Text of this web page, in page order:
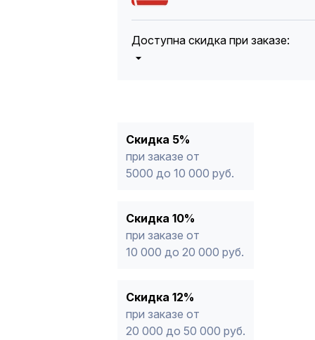
Доступна скидка при заказе:
* -Для заказов, состоящих
продукции, максимальная скидка
Скидка 5%
при заказе от
5000 до 10 000 руб.
Скидка 10%
при заказе от
10 000 до 20 000 руб.
Скидка 12%
при заказе от
20 000 до 50 000 руб.